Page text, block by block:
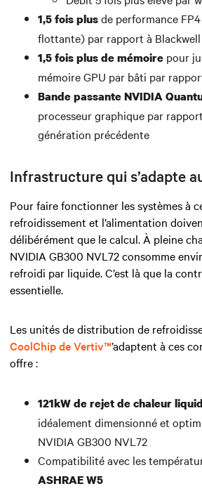
1,5 fois plusde performance
flottante) par rapport à Blackwell
1,5 fois plus de mémoire pour
mémoire GPU par bâti par
Bande passante NVIDIA
processeur graphique par
génération précédente
Infrastructure qui s’adapte
Pour faire fonctionner les systèmes à
refroidissement et l’alimentation
délibérément que le calcul. À pleine
NVIDIA GB300 NVL72 consomme
refroidi par liquide. C’est là que la
essentielle.
Les unités de distribution de
CoolChip de Vertiv™’adaptent à ces
offre :
121kW de rejet de chaleur
idéalement dimensionné et
NVIDIA GB300 NVL72
Compatibilité avec les
ASHRAE W5